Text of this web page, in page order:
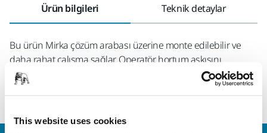
This website uses cookies
Ürün bilgileri Teknik detaylar
Bu ürün Mirka çözüm arabası üzerine monte edilebilir ve
daha rahat çalışma sağlar. Operatör, hortum askısını
kullanarak, hortumun yukarıdan gelmesini sağlar ve
hortumun çalışılan iş parçasına zarar verme riskini azaltır.